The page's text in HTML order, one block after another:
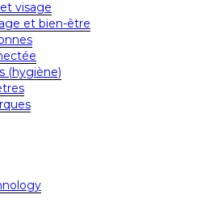
visage
et bien-être
(hygiène)